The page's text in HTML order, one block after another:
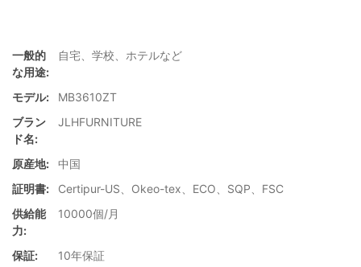
一般的
な用途:
自宅、学校、ホテルなど
モデル:
MB3610ZT
ブラン
ド名:
JLHFURNITURE
原産地:
中国
証明書:
Certipur-US、Okeo-tex、ECO、SQP、FSC
供給能
力:
10000個/月
保証:
10年保証